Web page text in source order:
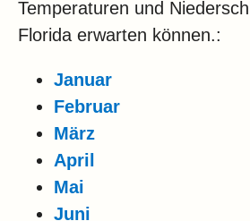
Temperaturen und
Florida erwarten können.:
Januar
Februar
März
April
Mai
Juni